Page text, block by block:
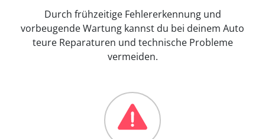
Durch frühzeitige Fehlererkennung und
vorbeugende Wartung kannst du bei deinem Auto
teure Reparaturen und technische Probleme
vermeiden.